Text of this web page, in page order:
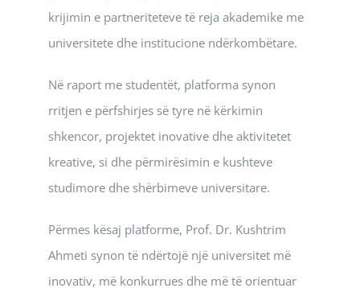
krijimin e partneriteteve të reja akademike me
universitete dhe institucione ndërkombëtare.
Në raport me studentët, platforma synon
rritjen e përfshirjes së tyre në kërkimin
shkencor, projektet inovative dhe aktivitetet
kreative, si dhe përmirësimin e kushteve
studimore dhe shërbimeve universitare.
Përmes kësaj platforme, Prof. Dr. Kushtrim
Ahmeti synon të ndërtojë një universitet më
inovativ, më konkurrues dhe më të orientuar